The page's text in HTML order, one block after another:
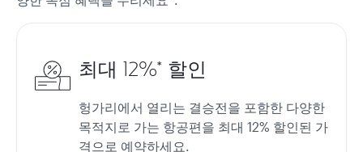
최대 12%* 할인
헝가리에서 열리는 결승전을 포함한 다양한
목적지로 가는 항공편을 최대 12% 할인된 가
격으로 예약하세요.